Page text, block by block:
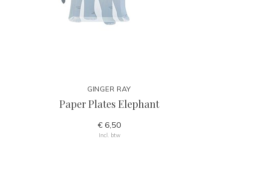
GINGER RAY
Paper Plates Elephant
€ 6,50
Incl. btw